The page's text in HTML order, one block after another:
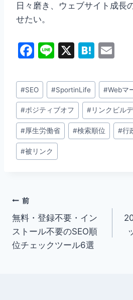
日々磨き、ウェブサイト成長
せたい。
F
c
e
b
o
o
k
Li
e
X
H
e
n
a
ai
l
投
稿
タ
グ:
#SEO #SportinLife #Webマ
#ポジティブオフ #リンクビル
#厚生労働省 #検索順位 #行
#被リンク
投
稿
ナ
前
無料・登録不要・イン
ストール不要のSEO順
位チェックツール6選